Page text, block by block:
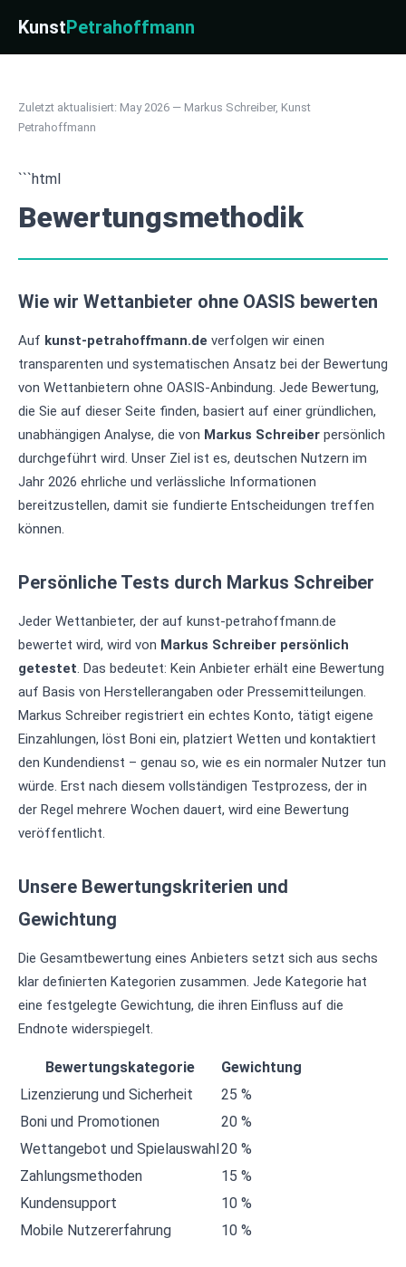
KunstPetrahoffmann
Zuletzt aktualisiert: May 2026 — Markus Schreiber, Kunst
Petrahoffmann
```html
Bewertungsmethodik
Wie wir Wettanbieter ohne OASIS bewerten
Auf kunst-petrahoffmann.de verfolgen wir einen
transparenten und systematischen Ansatz bei der Bewertung
von Wettanbietern ohne OASIS-Anbindung. Jede Bewertung,
die Sie auf dieser Seite finden, basiert auf einer gründlichen,
unabhängigen Analyse, die von Markus Schreiber persönlich
durchgeführt wird. Unser Ziel ist es, deutschen Nutzern im
Jahr 2026 ehrliche und verlässliche Informationen
bereitzustellen, damit sie fundierte Entscheidungen treffen
können.
Persönliche Tests durch Markus Schreiber
Jeder Wettanbieter, der auf kunst-petrahoffmann.de
bewertet wird, wird von Markus Schreiber persönlich
getestet. Das bedeutet: Kein Anbieter erhält eine Bewertung
auf Basis von Herstellerangaben oder Pressemitteilungen.
Markus Schreiber registriert ein echtes Konto, tätigt eigene
Einzahlungen, löst Boni ein, platziert Wetten und kontaktiert
den Kundendienst – genau so, wie es ein normaler Nutzer tun
würde. Erst nach diesem vollständigen Testprozess, der in
der Regel mehrere Wochen dauert, wird eine Bewertung
veröffentlicht.
Unsere Bewertungskriterien und
Gewichtung
Die Gesamtbewertung eines Anbieters setzt sich aus sechs
klar definierten Kategorien zusammen. Jede Kategorie hat
eine festgelegte Gewichtung, die ihren Einfluss auf die
Endnote widerspiegelt.
Bewertungskategorie
Gewichtung
Lizenzierung und Sicherheit
25 %
Boni und Promotionen
20 %
Wettangebot und Spielauswahl20 %
Zahlungsmethoden
15 %
Kundensupport
10 %
Mobile Nutzererfahrung
10 %